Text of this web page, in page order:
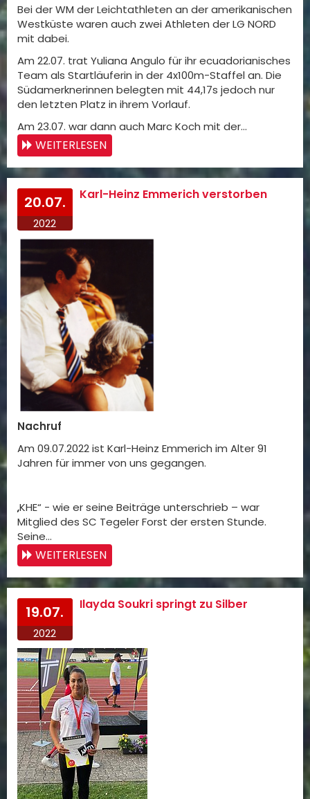
Bei der WM der Leichtathleten an der amerikanischen
Westküste waren auch zwei Athleten der LG NORD
mit dabei.
Am 22.07. trat Yuliana Angulo für ihr ecuadorianisches
Team als Startläuferin in der 4x100m-Staffel an. Die
Südamerknerinnen belegten mit 44,17s jedoch nur
den letzten Platz in ihrem Vorlauf.
Am 23.07. war dann auch Marc Koch mit der…
WEITERLESEN
20.07.
2022
Karl-Heinz Emmerich verstorben
Nachruf
Am 09.07.2022 ist Karl-Heinz Emmerich im Alter 91
Jahren für immer von uns gegangen.
„KHE“ - wie er seine Beiträge unterschrieb – war
Mitglied des SC Tegeler Forst der ersten Stunde.
Seine…
WEITERLESEN
19.07.
2022
Ilayda Soukri springt zu Silber